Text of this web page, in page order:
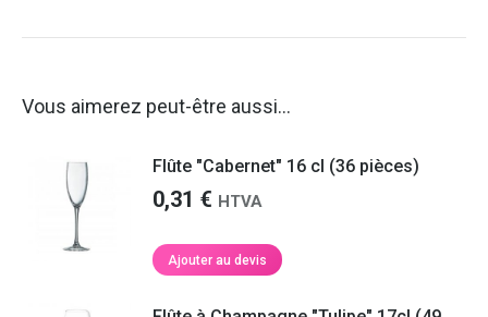
Vous aimerez peut-être aussi…
Flûte "Cabernet" 16 cl (36 pièces)
0,31 € HTVA
Ajouter au devis